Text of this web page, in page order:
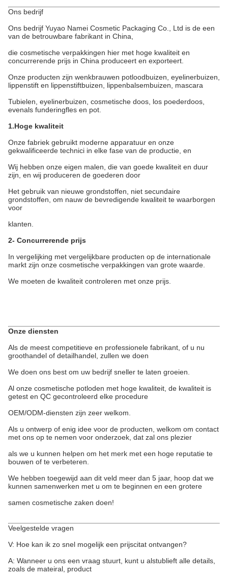
Ons bedrijf
Ons bedrijf Yuyao Namei Cosmetic Packaging Co., Ltd is de een
van de betrouwbare fabrikant in China,
die cosmetische verpakkingen hier met hoge kwaliteit en
concurrerende prijs in China produceert en exporteert.
Onze producten zijn wenkbrauwen potloodbuizen, eyelinerbuizen,
lippenstift en lippenstiftbuizen, lippenbalsembuizen, mascara
Tubielen, eyelinerbuizen, cosmetische doos, los poederdoos,
evenals funderingfles en pot.
1.Hoge kwaliteit
Onze fabriek gebruikt moderne apparatuur en onze
gekwalificeerde technici in elke fase van de productie, en
Wij hebben onze eigen malen, die van goede kwaliteit en duur
zijn, en wij produceren de goederen door
Het gebruik van nieuwe grondstoffen, niet secundaire
grondstoffen, om nauw de bevredigende kwaliteit te waarborgen
voor
klanten.
2- Concurrerende prijs
In vergelijking met vergelijkbare producten op de internationale
markt zijn onze cosmetische verpakkingen van grote waarde.
We moeten de kwaliteit controleren met onze prijs.
Onze diensten
Als de meest competitieve en professionele fabrikant, of u nu
groothandel of detailhandel, zullen we doen
We doen ons best om uw bedrijf sneller te laten groeien.
Al onze cosmetische potloden met hoge kwaliteit, de kwaliteit is
getest en QC gecontroleerd elke procedure
OEM/ODM-diensten zijn zeer welkom.
Als u ontwerp of enig idee voor de producten, welkom om contact
met ons op te nemen voor onderzoek, dat zal ons plezier
als we u kunnen helpen om het merk met een hoge reputatie te
bouwen of te verbeteren.
We hebben toegewijd aan dit veld meer dan 5 jaar, hoop dat we
kunnen samenwerken met u om te beginnen en een grotere
samen cosmetische zaken doen!
Veelgestelde vragen
V: Hoe kan ik zo snel mogelijk een prijscitat ontvangen?
A: Wanneer u ons een vraag stuurt, kunt u alstublieft alle details,
zoals de mateiral, product